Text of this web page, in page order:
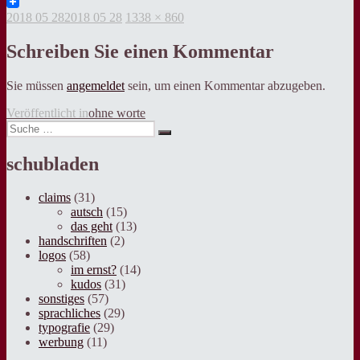
Veröffentlicht
2018 05 282018 05 28 Volle
1338 × 860
Schreiben Sie einen Kommentar
Sie müssen angemeldet sein, um einen Kommentar abzugeben.
Beitragsnavigation
Veröffentlicht inohne worte
Suche
nach:
Suche
schubladen
claims (31)
autsch (15)
das geht(13)
handschriften (2)
logos (58)
im ernst? (14)
kudos (31)
sonstiges (57)
sprachliches (29)
typografie (29)
werbung (11)